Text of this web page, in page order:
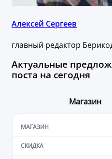
Алексей Сергеев
главный редактор
Актуальные
поста на сегодня
Магазин